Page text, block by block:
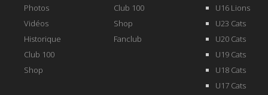
Photos
Vidéos
Historique
Club 100
Shop
Club 100
Shop
Fanclub
U16 Lions
U23 Cats
U20 Cats
U19 Cats
U18 Cats
U17 Cats